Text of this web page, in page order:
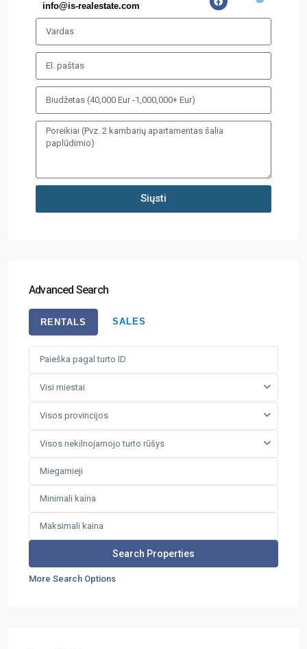
info@is-realestate.com
Siųsti
Advanced Search
RENTALS SALES
Visi miestai
Visos provincijos
Visos nekilnojamojo turto rūšys
More Search Options